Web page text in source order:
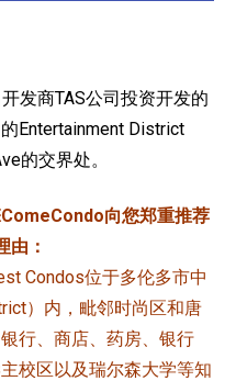
发商TAS公司投资开发的
Entertainment District
的交界处。
向您郑重推荐
由：
Condos位于多伦多市中
）内，毗邻时尚区和唐
行、商店、药房、银行
校区以及瑞尔森大学等知